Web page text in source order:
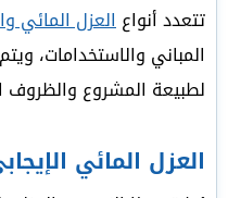
تتعدد أنواعالعزل المائي
المباني والاستخدامات،
لطبيعة المشروع والظروف
العزل المائي